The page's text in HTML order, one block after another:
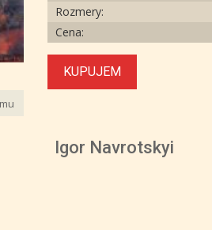
Rozmery:
Cena:
KUPUJEM
Igor Navrotskyi